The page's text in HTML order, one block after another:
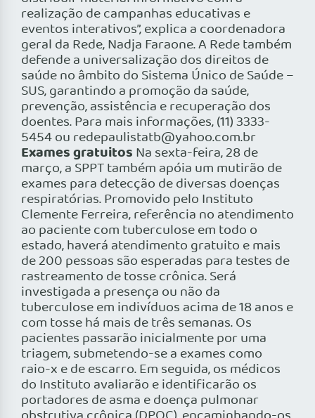
realização de campanhas educativas e
eventos interativos”, explica a coordenadora
geral da Rede, Nadja Faraone. A Rede também
defende a universalização dos direitos de
saúde no âmbito do Sistema Único de Saúde –
SUS, garantindo a promoção da saúde,
prevenção, assistência e recuperação dos
doentes. Para mais informações, (11) 3333-
5454 ou redepaulistatb@yahoo.com.br
Exames gratuitos Na sexta-feira, 28 de
março, a SPPT também apóia um mutirão de
exames para detecção de diversas doenças
respiratórias. Promovido pelo Instituto
Clemente Ferreira, referência no atendimento
ao paciente com tuberculose em todo o
estado, haverá atendimento gratuito e mais
de 200 pessoas são esperadas para testes de
rastreamento de tosse crônica. Será
investigada a presença ou não da
tuberculose em indivíduos acima de 18 anos e
com tosse há mais de três semanas. Os
pacientes passarão inicialmente por uma
triagem, submetendo-se a exames como
raio-x e de escarro. Em seguida, os médicos
do Instituto avaliarão e identificarão os
portadores de asma e doença pulmonar